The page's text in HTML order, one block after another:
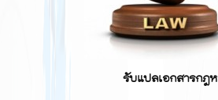
รับแปลเอกสารกฎ